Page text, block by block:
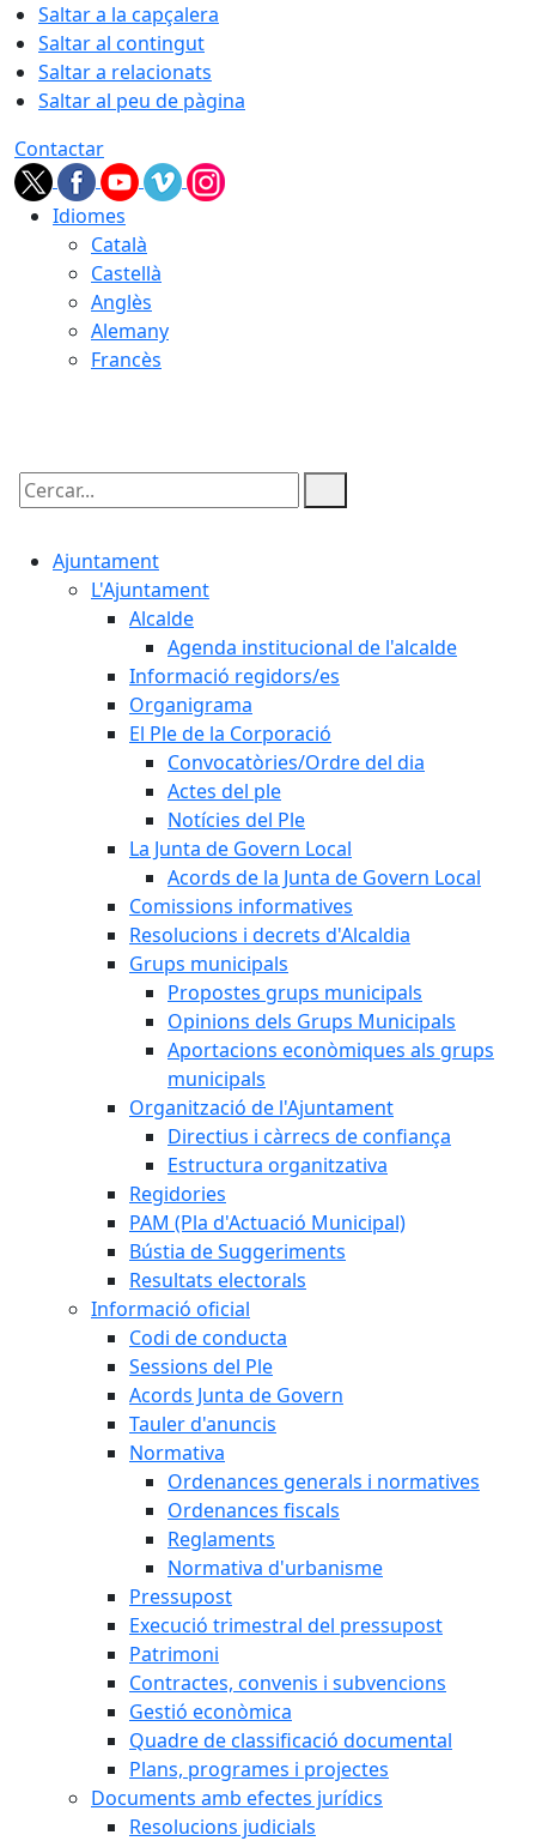
Saltar a la capçalera
Saltar al contingut
Saltar a relacionats
Saltar al peu de pàgina
Contactar
Idiomes
Català
Castellà
Anglès
Alemany
Francès
Cercar:
Ajuntament
L'Ajuntament
Alcalde
Agenda institucional de l'alcalde
Informació regidors/es
Organigrama
El Ple de la Corporació
Convocatòries/Ordre del dia
Actes del ple
Notícies del Ple
La Junta de Govern Local
Acords de la Junta de Govern Local
Comissions informatives
Resolucions i decrets d'Alcaldia
Grups municipals
Propostes grups municipals
Opinions dels Grups Municipals
Aportacions econòmiques als grups
municipals
Organització de l'Ajuntament
Directius i càrrecs de confiança
Estructura organitzativa
Regidories
PAM (Pla d'Actuació Municipal)
Bústia de Suggeriments
Resultats electorals
Informació oficial
Codi de conducta
Sessions del Ple
Acords Junta de Govern
Tauler d'anuncis
Normativa
Ordenances generals i normatives
Ordenances fiscals
Reglaments
Normativa d'urbanisme
Pressupost
Execució trimestral del pressupost
Patrimoni
Contractes, convenis i subvencions
Gestió econòmica
Quadre de classificació documental
Plans, programes i projectes
Documents amb efectes jurídics
Resolucions judicials